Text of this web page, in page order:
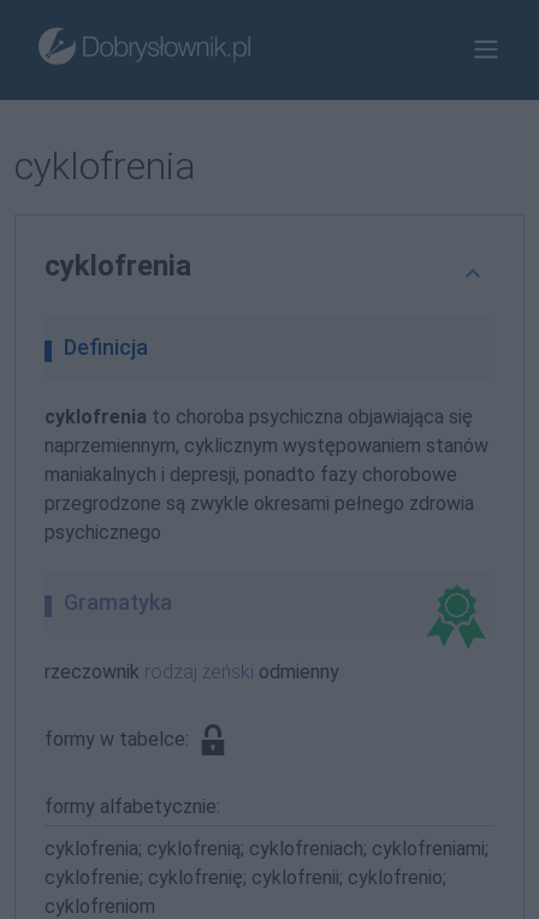
cyklofrenia
cyklofrenia
Definicja
cyklofrenia to choroba psychiczna objawiająca się
naprzemiennym, cyklicznym występowaniem stanów
maniakalnych i depresji, ponadto fazy chorobowe
przegrodzone są zwykle okresami pełnego zdrowia
psychicznego
Gramatyka
rzeczownik rodzaj żeński odmienny
formy w tabelce:
formy alfabetycznie:
cyklofrenia; cyklofrenią; cyklofreniach; cyklofreniami;
cyklofrenie; cyklofrenię; cyklofrenii; cyklofrenio;
cyklofreniom